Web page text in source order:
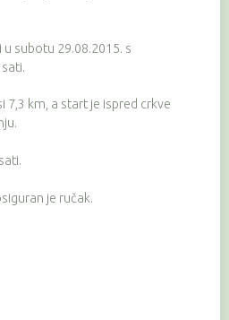
subotu 29.08.2015. s
7,3 km, a start je ispred crkve
je ručak.